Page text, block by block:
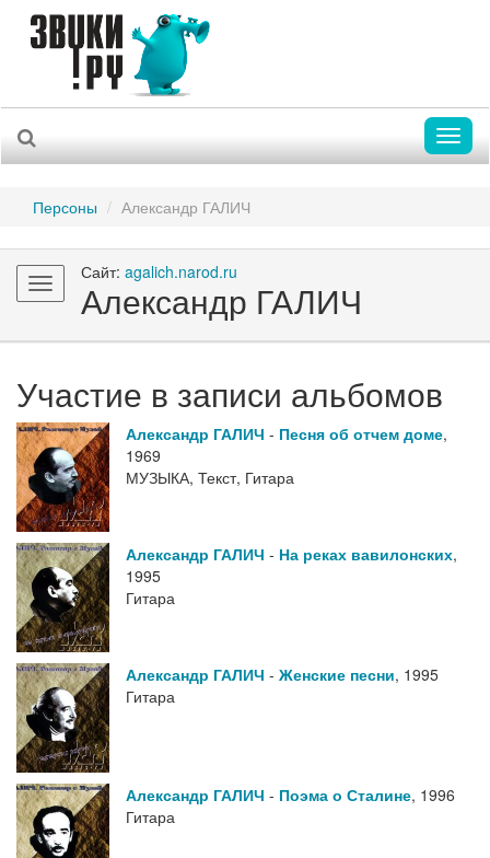
Персоны Александр ГАЛИЧ
Toggle
navigation
Сайт: agalich.narod.ru
Александр ГАЛИЧ
Участие в записи альбомов
Александр ГАЛИЧ - Песня об отчем доме,
1969
МУЗЫКА, Текст, Гитара
Александр ГАЛИЧ - На реках вавилонских,
1995
Гитара
Александр ГАЛИЧ - Женские песни, 1995
Гитара
Александр ГАЛИЧ - Поэма о Сталине, 1996
Гитара